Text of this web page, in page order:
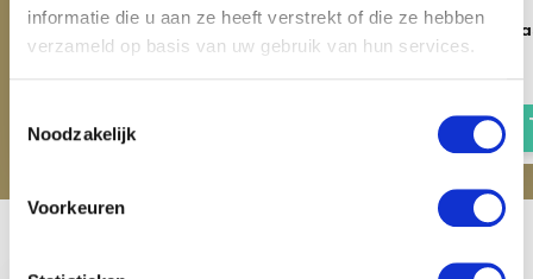
informatie die u aan ze heeft verstrekt of die ze hebben
verzameld op basis van uw gebruik van hun services.
Noodzakelijk
Voorkeuren
QHP Bareback Pad - Zwart QHP Bareback Pad -
Flower